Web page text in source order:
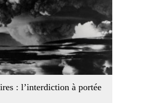
: l’interdiction à portée